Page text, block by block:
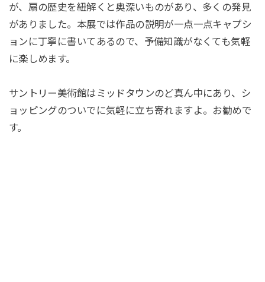
が、扇の歴史を紐解くと奥深いものがあり、多くの発見
がありました。本展では作品の説明が一点一点キャプシ
ョンに丁寧に書いてあるので、予備知識がなくても気軽
に楽しめます。
サントリー美術館はミッドタウンのど真ん中にあり、シ
ョッピングのついでに気軽に立ち寄れますよ。お勧めで
す。